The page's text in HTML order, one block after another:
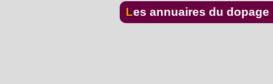
Les annuaires du dopage